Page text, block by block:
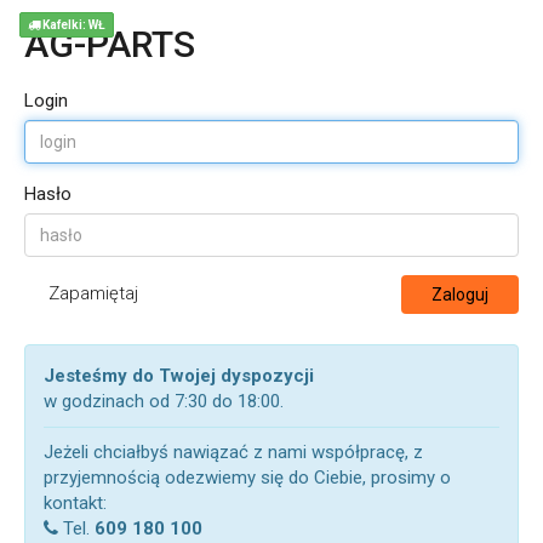
AG-PARTS
Login
Hasło
Zapamiętaj Zaloguj
Jesteśmy do Twojej dyspozycji
w godzinach od 7:30 do 18:00.
Jeżeli chciałbyś nawiązać z nami współpracę, z
przyjemnością odezwiemy się do Ciebie, prosimy o
kontakt:
Tel. 609 180 100
Kafelki: WŁ